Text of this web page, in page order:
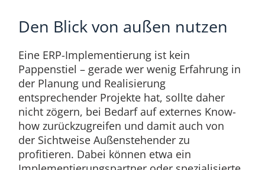
Den Blick von außen nutzen
Eine ERP-Implementierung ist kein
Pappenstiel – gerade wer wenig Erfahrung in
der Planung und Realisierung
entsprechender Projekte hat, sollte daher
nicht zögern, bei Bedarf auf externes Know-
how zurückzugreifen und damit auch von
der Sichtweise Außenstehender zu
profitieren. Dabei können etwa ein